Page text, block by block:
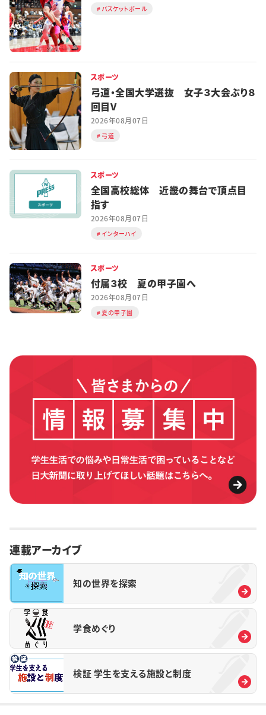
バスケットボール
スポーツ
弓道・全国大学選抜 女子３大会ぶり８
回目V
2026年08月07日
弓道
スポーツ
全国高校総体 近畿の舞台で頂点目
指す
2026年08月07日
インターハイ
スポーツ
付属３校 夏の甲子園へ
2026年08月07日
夏の甲子園
連載アーカイブ
知の世界を探索
学食めぐり
検証 学生を支える施設と制度